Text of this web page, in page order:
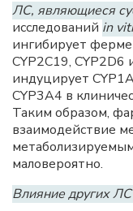
ЛС, являющиеся
исследований in
ингибирует
CYP2C19, CYP2D6
индуцирует
CYP3A4 в
Таким образом,
взаимодействие
маловероятно.
Влияние других